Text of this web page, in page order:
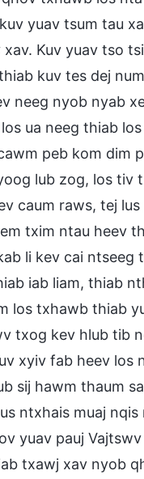
yuav tsum tau
Kuv yuav tso
kuv tes dej
neeg nyob nyab
ua neeg thiab
peb kom dim
lub zog, los tiv
caum raws, tej lus
txim ntau heev
li kev cai ntseeg
iab liam, thiab
los txhawb thiab
txog kev hlub tib
xyiv fab heev los
sij hawm thaum
ntxhais muaj nqis
yuav pauj
txawj xav nyob